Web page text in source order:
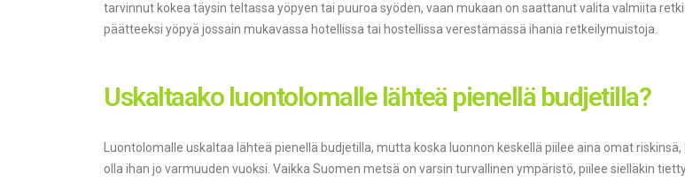
tarvinnut kokea täysin teltassa yöpyen tai puuroa syöden, vaan mukaan on saattanut valita valmiita
päätteeksi yöpyä jossain mukavassa hotellissa tai hostellissa verestämässä ihania retkeilymuistoja.
Uskaltaako luontolomalle lähteä pienellä budjetilla?
Luontolomalle uskaltaa lähteä pienellä budjetilla, mutta koska luonnon keskellä piilee aina omat
olla ihan jo varmuuden vuoksi. Vaikka Suomen metsä on varsin turvallinen ympäristö, piilee sielläkin